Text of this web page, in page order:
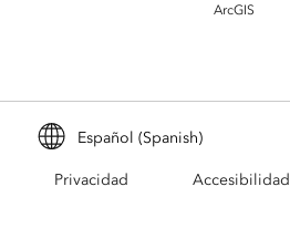
ArcGIS
Español (Spanish)
Privacidad Accesibilidad